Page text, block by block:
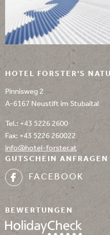
HOTEL FORSTER'S
Pinnisweg 2
A-6167 Neustift im Stubaital
Tel.: +43 5226 2600
Fax: +43 5226 260022
info@hotel-forster.at
GUTSCHEIN ANFRAGEN
FACEBOOK
BEWERTUNGEN